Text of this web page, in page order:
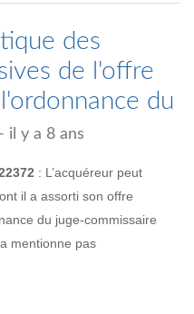
des
de l'offre
du
- il y a 8 ans
: L’acquéreur peut
il a assorti son offre
du juge-commissaire
mentionne pas